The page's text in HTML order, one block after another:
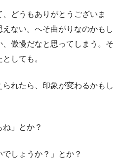
どうもありがとうございま
ない。へそ曲がりなのかもし
傲慢だなと思ってしまう。そ
しても。
れたら、印象が変わるかもし
ね」とか？
でしょうか？」とか？